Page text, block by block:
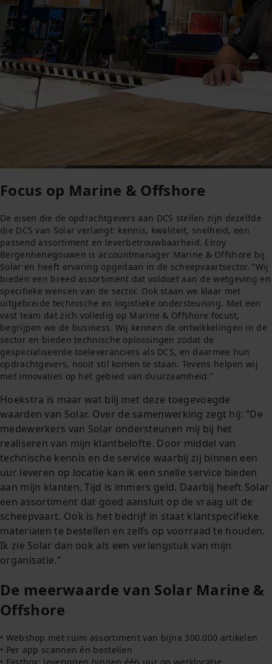
Focus op Marine & Offshore
De eisen die de opdrachtgevers aan DCS stellen zijn dezelfde
die DCS van Solar verlangt: kennis, kwaliteit, snelheid, een
passend assortiment en leverbetrouwbaarheid. Elroy
Bergenhenegouwen is accountmanager Marine & Offshore bij
Solar en heeft ervaring opgedaan in de scheepvaartsector. “Wij
bieden een breed assortiment dat voldoet aan de wetgeving en
specifieke wensen van de sector. Ook staan we klaar met
uitgebreide technische en logistieke ondersteuning. Met een
vast team dat zich volledig op Marine & Offshore focust,
begrijpen we de business. Wij kennen de ontwikkelingen in de
sector en bieden technische oplossingen zodat de
gespecialiseerde toeleveranciers als DCS, en daarmee hun
opdrachtgevers, nooit stil komen te staan. Tevens helpen wij
met innovaties op het gebied van duurzaamheid.”
Hoekstra is maar wat blij met deze toegevoegde
waarden van Solar. Over de samenwerking zegt hij: “De
medewerkers van Solar ondersteunen mij bij het
realiseren van mijn klantbelofte. Door middel van
technische kennis en de service waarbij zij binnen een
uur leveren op locatie kan ik een snelle service bieden
aan mijn klanten. Tijd is immers geld. Daarbij heeft Solar
een assortiment dat goed aansluit op de vraag uit de
scheepvaart. Ook is het bedrijf in staat klantspecifieke
materialen te bestellen en zelfs op voorraad te houden.
Ik zie Solar dan ook als een verlengstuk van mijn
organisatie.”
De meerwaarde van Solar Marine &
Offshore
• Webshop met ruim assortiment van bijna 300.000 artikelen
• Per app scannen én bestellen